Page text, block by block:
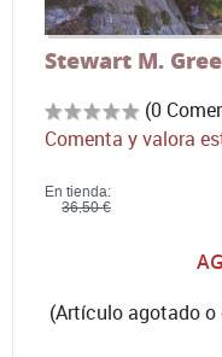
Stewart M.
(0
Comenta y valora
En tienda:
36,50 €
(Artículo agotado